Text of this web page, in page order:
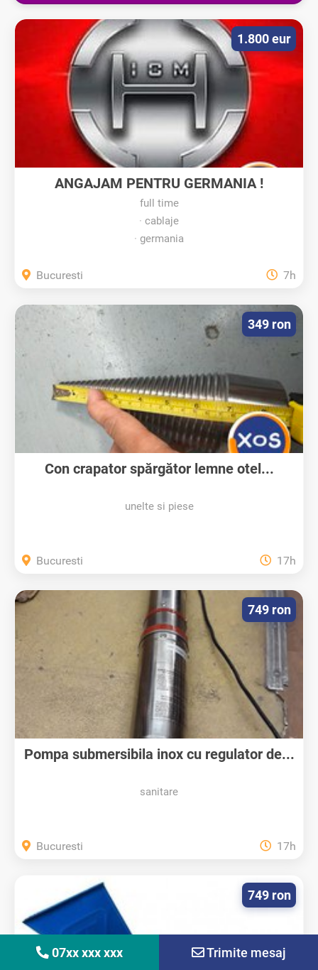
07xx xxx xxx Trimite mesaj
ANGAJAM PENTRU GERMANIA !
full time
cablaje
germania
1.800 eur
Bucuresti 7h
Con crapator spărgător lemne otel...
unelte si piese
349 ron
Bucuresti 17h
Pompa submersibila inox cu regulator de...
sanitare
749 ron
Bucuresti 17h
749 ron